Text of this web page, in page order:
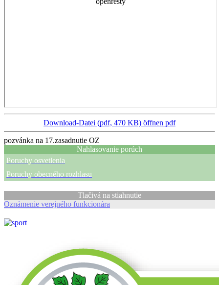
Download-Datei (pdf, 470 KB) öffnen pdf
pozvánka na 17.zasadnutie OZ
Nahlasovanie porúch
Poruchy osvetlenia
Poruchy obecného rozhlasu
Tlačivá na stiahnutie
Oznámenie verejného funkcionára